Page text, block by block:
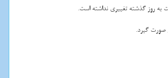
صورت گیرد.